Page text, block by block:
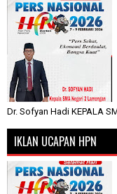
Dr. Sofyan Hadi KEPALA
IKLAN UCAPAN HPN